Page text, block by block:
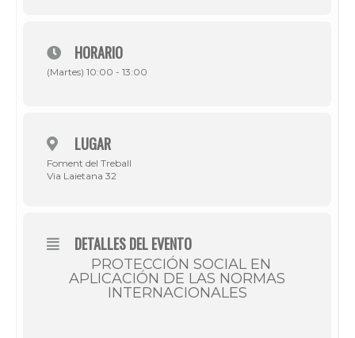
HORARIO
(Martes) 10:00 - 13:00
LUGAR
Foment del Treball
Via Laietana 32
DETALLES DEL EVENTO
PROTECCIÓN SOCIAL EN
APLICACIÓN DE LAS NORMAS
INTERNACIONALES